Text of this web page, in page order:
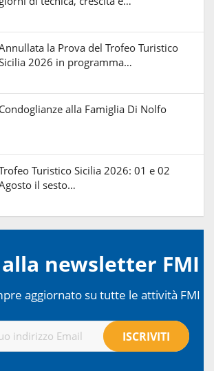
la Prova del Trofeo Turistico
2026 in programma…
Condoglianze alla Famiglia Di Nolfo
Turistico Sicilia 2026: 01 e 02
il sesto…
newsletter FMI
aggiornato su tutte le attività FMI